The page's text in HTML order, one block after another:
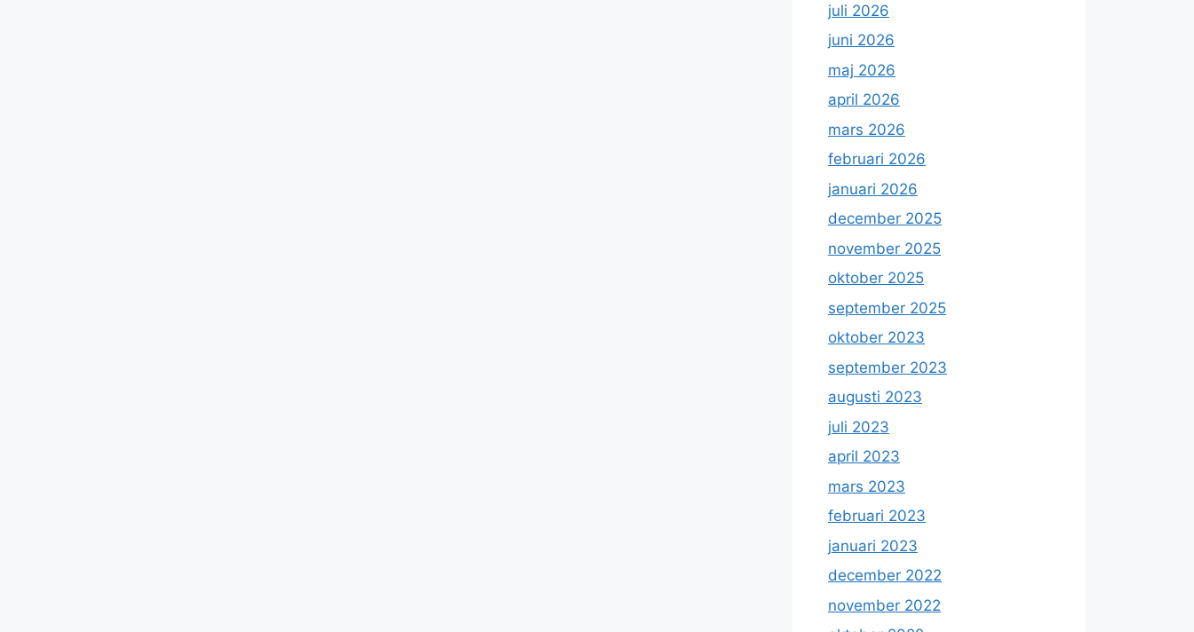
juli 2026
juni 2026
maj 2026
april 2026
mars 2026
februari 2026
januari 2026
december 2025
november 2025
oktober 2025
september 2025
oktober 2023
september 2023
augusti 2023
juli 2023
april 2023
mars 2023
februari 2023
januari 2023
december 2022
november 2022